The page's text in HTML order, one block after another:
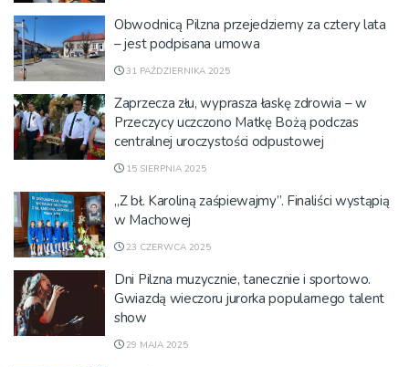
Obwodnicą Pilzna przejedziemy za cztery lata
– jest podpisana umowa
31 PAŹDZIERNIKA 2025
Zaprzecza złu, wyprasza łaskę zdrowia – w
Przeczycy uczczono Matkę Bożą podczas
centralnej uroczystości odpustowej
15 SIERPNIA 2025
„Z bł. Karoliną zaśpiewajmy”. Finaliści wystąpią
w Machowej
23 CZERWCA 2025
Dni Pilzna muzycznie, tanecznie i sportowo.
Gwiazdą wieczoru jurorka popularnego talent
show
29 MAJA 2025